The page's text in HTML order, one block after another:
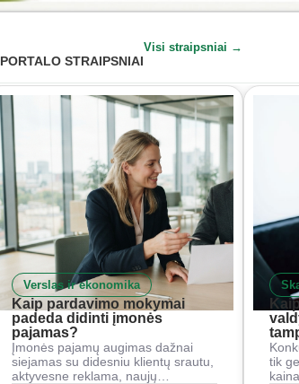
PORTALO STRAIPSNIAI
Visi straipsniai →
Verslas ir ekonomika
Kaip pardavimo mokymai
padeda didinti įmonės
pajamas?
Įmonės pajamų augimas dažnai
siejamas su didesniu klientų srautu,
aktyvesne reklama, naujų…
tik